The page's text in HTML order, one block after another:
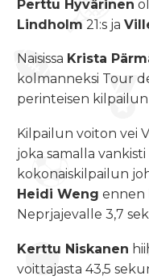
Perttu Hyvärinen
Lindholm 21:s ja
Naisissa Krista
kolmanneksi Tour
perinteisen kilpailun
Kilpailun voiton vei
joka samalla
kokonaiskilpailun
Heidi Weng ennen
Neprjajevalle 3,7
Kerttu Niskanen
voittajasta 43,5